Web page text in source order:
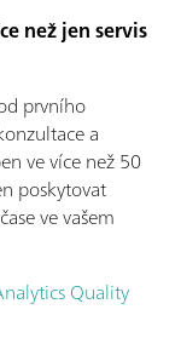
než jen servis
prvního
a
ve více než 50
poskytovat
ve vašem
Quality